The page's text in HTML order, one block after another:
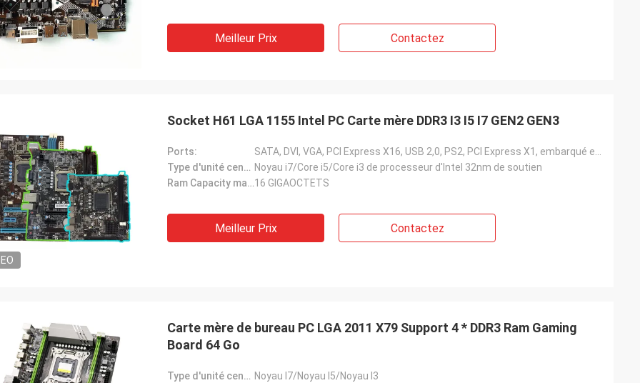
Meilleur Prix Contactez
Socket H61 LGA 1155 Intel PC Carte mère DDR3 I3 I5 I7 GEN2 GEN3
Ports:
Type d'unité centrale de traitement: Noyau i7/Core i5/Core i3 de processeur d'Intel 32nm de soutien
Ram Capacity maximum:16 GIGAOCTETS
Meilleur Prix Contactez
Carte mère de bureau PC LGA 2011 X79 Support 4 * DDR3 Ram Gaming
Board 64 Go
Type d'unité centrale de traitement: Noyau I7/Noyau I5/Noyau I3